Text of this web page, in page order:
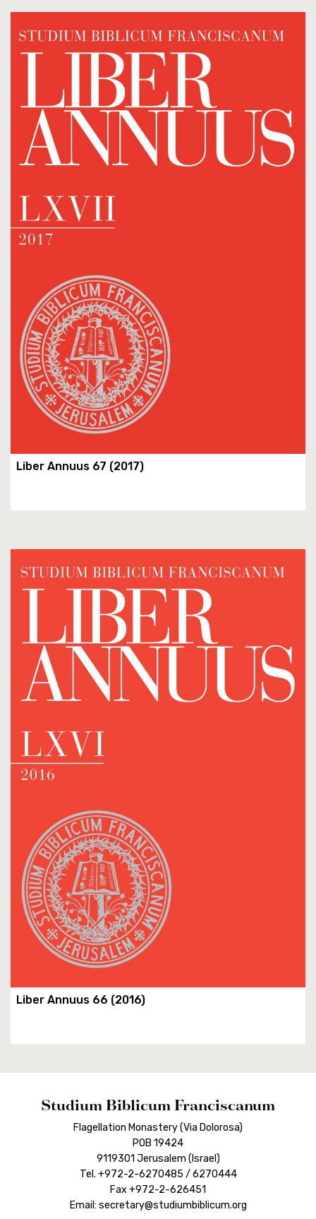
Liber Annuus 67 (2017)
Liber Annuus 66 (2016)
Studium Biblicum Franciscanum
Flagellation Monastery (Via Dolorosa)
POB 19424
9119301 Jerusalem (Israel)
Tel. +972-2-6270485 / 6270444
Fax +972-2-626451
Email: secretary@studiumbiblicum.org